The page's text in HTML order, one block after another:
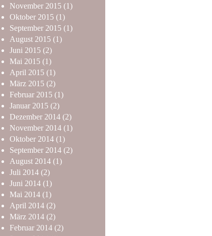
November 2015 (1)
Oktober 2015 (1)
September 2015 (1)
August 2015 (1)
Juni 2015 (2)
Mai 2015 (1)
April 2015 (1)
März 2015 (2)
Februar 2015 (1)
Januar 2015 (2)
Dezember 2014 (2)
November 2014 (1)
Oktober 2014 (1)
September 2014 (2)
August 2014 (1)
Juli 2014 (2)
Juni 2014 (1)
Mai 2014 (1)
April 2014 (2)
März 2014 (2)
Februar 2014 (2)